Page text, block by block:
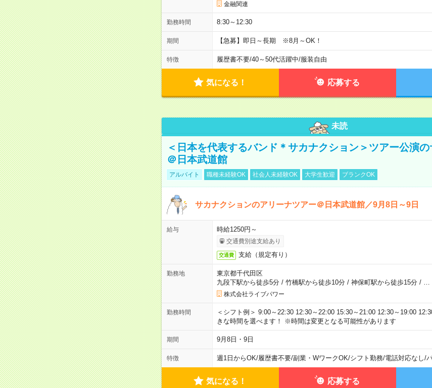
金融関連
勤務時間 8:30～12:30
期間 【急募】即日～長期 ※8月～OK！
特徴 履歴書不要/40～50代活躍中/服装自由
気になる！ 応募する
未読
＜日本を代表するバンド＊サカナクション＞ツアー公演の
＠日本武道館
アルバイト 職種未経験OK 社会人未経験OK 大学生歓迎 ブランクOK
サカナクションのアリーナツアー＠日本武道館／9月8日～9日
給与 時給1250円～
交通費別途支給あり
交通費 支給（規定有り）
勤務地
東京都千代田区
九段下駅から徒歩5分/ 竹橋駅から徒歩10分/ 神保町駅から徒歩15分/ …
株式会社ライブパワー
勤務時間
＜シフト例＞ 9:00～22:30 12:30～22:00 15:30～21:00 12:30～19:00
きな時間を選べます！ ※時間は変更となる可能性があります
期間 9月8日・9日
特徴 週1日からOK/履歴書不要/副業・WワークOK/シフト勤務/電話対応なし/
気になる！ 応募する